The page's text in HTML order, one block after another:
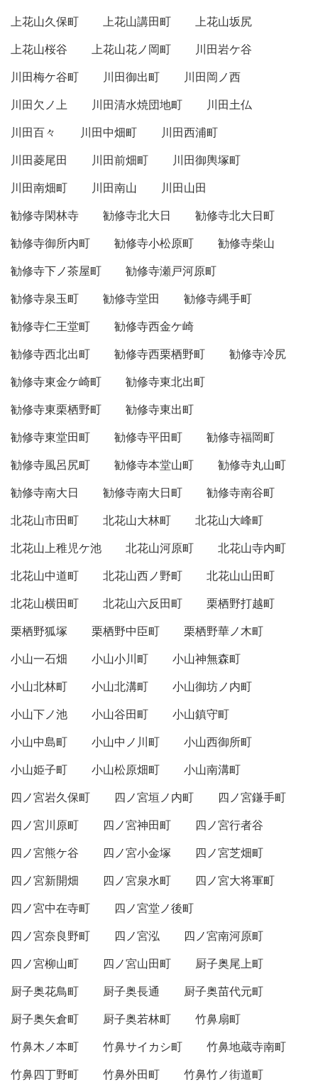
上花山久保町
上花山講田町
上花山坂尻
上花山桜谷
上花山花ノ岡町
川田岩ケ谷
川田梅ケ谷町
川田御出町
川田岡ノ西
川田欠ノ上
川田清水焼団地町
川田土仏
川田百々
川田中畑町
川田西浦町
川田菱尾田
川田前畑町
川田御輿塚町
川田南畑町
川田南山
川田山田
勧修寺閑林寺
勧修寺北大日
勧修寺北大日町
勧修寺御所内町
勧修寺小松原町
勧修寺柴山
勧修寺下ノ茶屋町
勧修寺瀬戸河原町
勧修寺泉玉町
勧修寺堂田
勧修寺縄手町
勧修寺仁王堂町
勧修寺西金ケ崎
勧修寺西北出町
勧修寺西栗栖野町
勧修寺冷尻
勧修寺東金ケ崎町
勧修寺東北出町
勧修寺東栗栖野町
勧修寺東出町
勧修寺東堂田町
勧修寺平田町
勧修寺福岡町
勧修寺風呂尻町
勧修寺本堂山町
勧修寺丸山町
勧修寺南大日
勧修寺南大日町
勧修寺南谷町
北花山市田町
北花山大林町
北花山大峰町
北花山上稚児ケ池
北花山河原町
北花山寺内町
北花山中道町
北花山西ノ野町
北花山山田町
北花山横田町
北花山六反田町
栗栖野打越町
栗栖野狐塚
栗栖野中臣町
栗栖野華ノ木町
小山一石畑
小山小川町
小山神無森町
小山北林町
小山北溝町
小山御坊ノ内町
小山下ノ池
小山谷田町
小山鎮守町
小山中島町
小山中ノ川町
小山西御所町
小山姫子町
小山松原畑町
小山南溝町
四ノ宮岩久保町
四ノ宮垣ノ内町
四ノ宮鎌手町
四ノ宮川原町
四ノ宮神田町
四ノ宮行者谷
四ノ宮熊ケ谷
四ノ宮小金塚
四ノ宮芝畑町
四ノ宮新開畑
四ノ宮泉水町
四ノ宮大将軍町
四ノ宮中在寺町
四ノ宮堂ノ後町
四ノ宮奈良野町
四ノ宮泓
四ノ宮南河原町
四ノ宮柳山町
四ノ宮山田町
厨子奥尾上町
厨子奥花鳥町
厨子奥長通
厨子奥苗代元町
厨子奥矢倉町
厨子奥若林町
竹鼻扇町
竹鼻木ノ本町
竹鼻サイカシ町
竹鼻地蔵寺南町
竹鼻四丁野町
竹鼻外田町
竹鼻竹ノ街道町